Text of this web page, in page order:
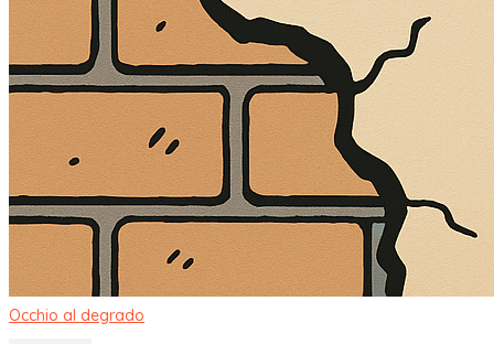
Occhio al degrado